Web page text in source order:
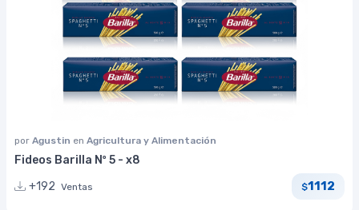
por Agustin en Agricultura y Alimentación
Fideos Barilla Nº 5 - x8
+192 Ventas $1112